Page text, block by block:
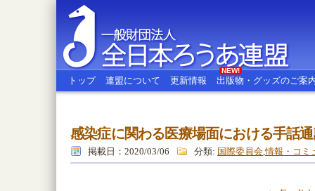
全日本ろうあ連盟
トップ 連盟について 更新情報 出版物・グッズのご案
NEW!
感染症に関わる医療場面における手話
掲載日：2020/03/06 分類: 国際委員会,情報・コミ